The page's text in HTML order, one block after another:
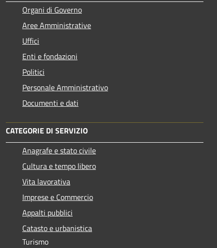
Organi di Governo
Aree Amministrative
Uffici
Enti e fondazioni
Politici
Personale Amministrativo
Documenti e dati
CATEGORIE DI SERVIZIO
Anagrafe e stato civile
Cultura e tempo libero
Vita lavorativa
Imprese e Commercio
Appalti pubblici
Catasto e urbanistica
Turismo